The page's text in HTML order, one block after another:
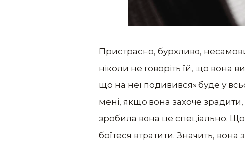
Пристрасно, бурхливо,
ніколи не говоріть їй, що вона
що на неї подивився» буде у
мені, якщо вона захоче
зробила вона це спеціально.
боїтеся втратити. Значить, вона